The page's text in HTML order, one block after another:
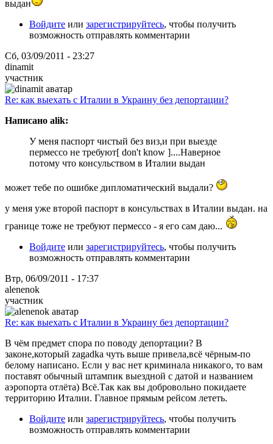
выдан
Войдите или зарегистрируйтесь, чтобы получить
возможность отправлять комментарии
Сб, 03/09/2011 - 23:27
dinamit
участник
Re: как выехать с Италии в Украину без депортации?
Написано alik:
У меня паспорт чистый без виз,и при выезде
пермессо не требуют[ don't know ]....Наверное
потому что консульством в Италии выдан
может тебе по ошибке дипломатический выдали?
у меня уже второй паспорт в консульствах в Италии выдан. на
границе тоже не требуют пермессо - я его сам даю...
Войдите или зарегистрируйтесь, чтобы получить
возможность отправлять комментарии
Втр, 06/09/2011 - 17:37
alenenok
участник
Re: как выехать с Италии в Украину без депортации?
В чём предмет спора по поводу депортации? В
законе,который zagadka чуть выше привела,всё чёрным-по
белому написано. Если у вас нет криминала никакого, то вам
поставят обычный штампик выездной с датой и названием
аэропорта отлёта) Всё.Так как вы добровольно покидаете
территорию Италии. Главное прямым рейсом лететь.
Войдите или зарегистрируйтесь, чтобы получить
возможность отправлять комментарии